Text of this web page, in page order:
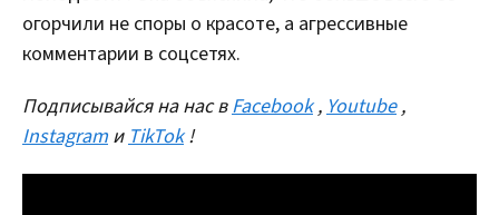
огорчили не споры о красоте, а агрессивные
комментарии в соцсетях.
Подписывайся на нас в Facebook , Youtube ,
Instagram и TikTok !